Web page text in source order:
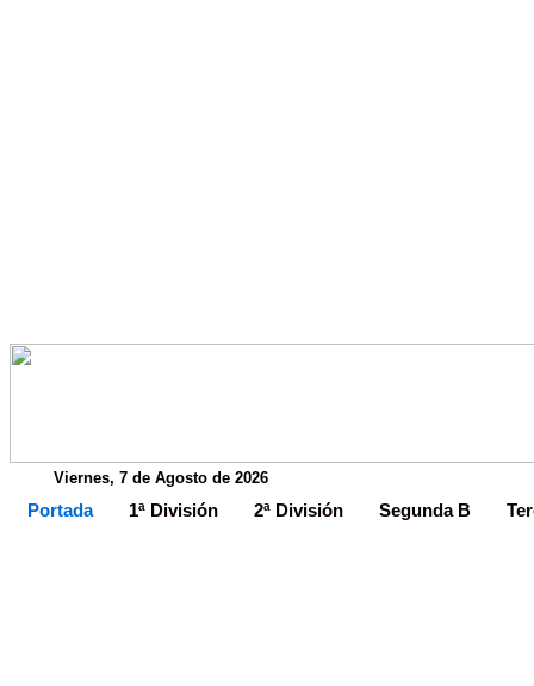
Viernes, 7 de Agosto de 2026
Portada 1ª División 2ª División Segunda B